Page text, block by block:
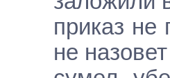
приказ не
не